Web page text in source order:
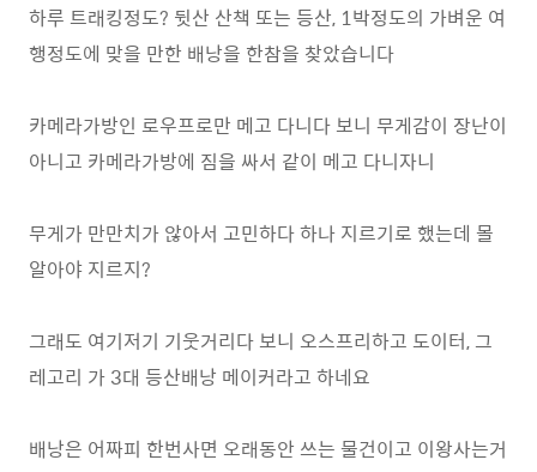
하루 트래킹정도? 뒷산 산책 또는 등산, 1박정도의 가벼운 여
행정도에 맞을 만한 배낭을 한참을 찾았습니다
카메라가방인 로우프로만 메고 다니다 보니 무게감이 장난이
아니고 카메라가방에 짐을 싸서 같이 메고 다니자니
무게가 만만치가 않아서 고민하다 하나 지르기로 했는데 몰
알아야 지르지?
그래도 여기저기 기웃거리다 보니 오스프리하고 도이터, 그
레고리 가 3대 등산배낭 메이커라고 하네요
배낭은 어짜피 한번사면 오래동안 쓰는 물건이고 이왕사는거